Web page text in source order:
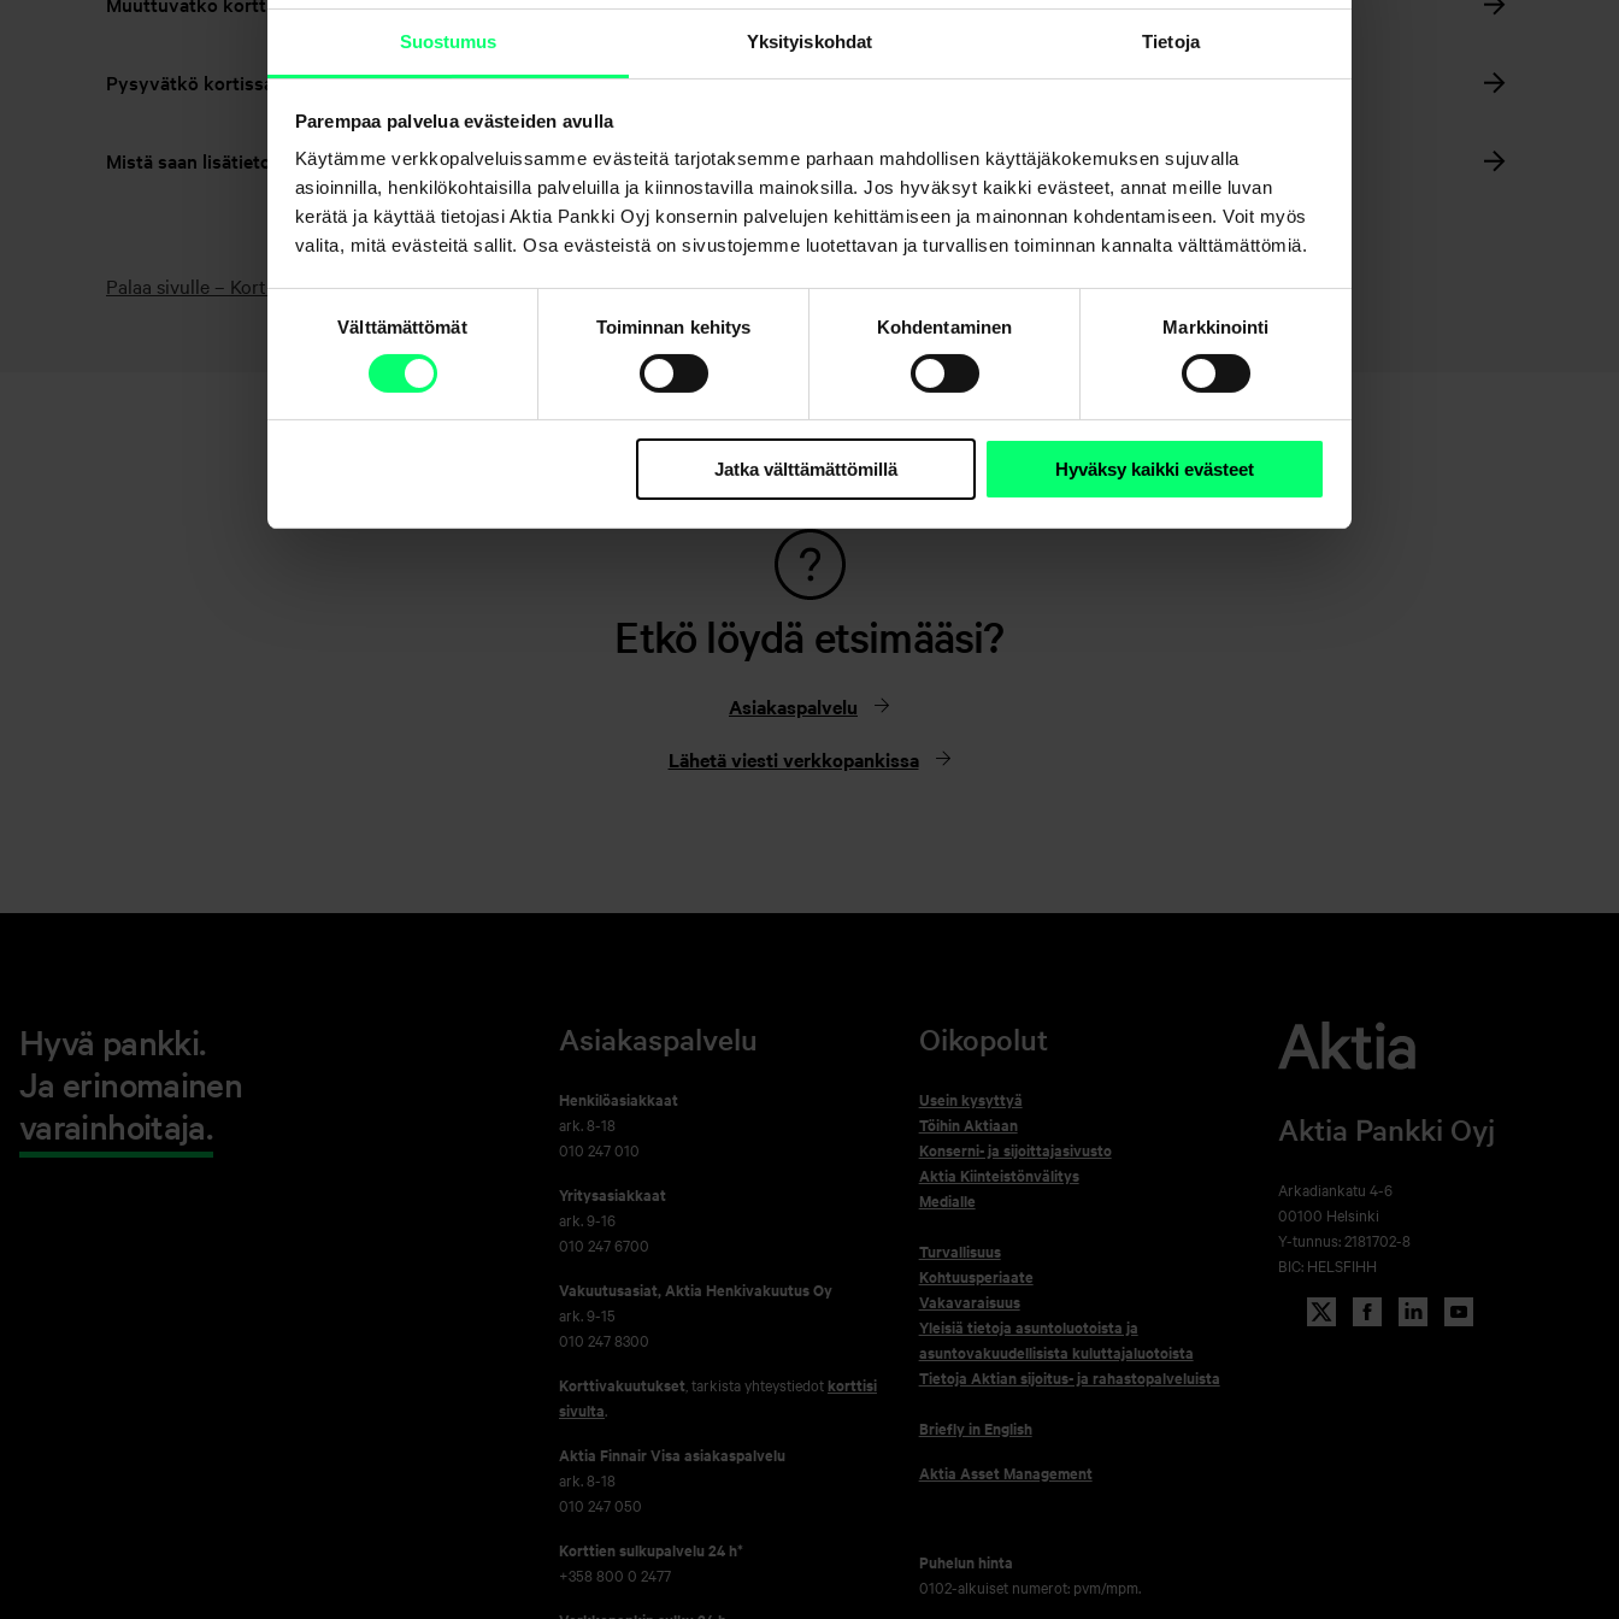
Suostumus Yksityiskohdat Tietoja
Parempaa palvelua evästeiden avulla
Käytämme verkkopalveluissamme evästeitä tarjotaksemme parhaan mahdollisen käyttäjäkokemuksen sujuvalla
asioinnilla, henkilökohtaisilla palveluilla ja kiinnostavilla mainoksilla. Jos hyväksyt kaikki evästeet, annat meille luvan
kerätä ja käyttää tietojasi Aktia Pankki Oyj konsernin palvelujen kehittämiseen ja mainonnan kohdentamiseen. Voit myös
valita, mitä evästeitä sallit. Osa evästeistä on sivustojemme luotettavan ja turvallisen toiminnan kannalta välttämättömiä.
Suostumuksen
Välttämättömät Toiminnan kehitys Kohdentaminen Markkinointi
Jatka välttämättömillä Hyväksy kaikki evästeet
Pysyvätkö kortissani olevat vakuutukset voimassa?
Mistä saan lisätietoa?
Palaa sivulle – Kortit
Etkö löydä etsimääsi?
Asiakaspalvelu
Lähetä viesti verkkopankissa
Hyvä pankki.
Ja erinomainen
varainhoitaja.
Asiakaspalvelu
Henkilöasiakkaat
ark. 8-18
010 247 010
Yritysasiakkaat
ark. 9-16
010 247 6700
Vakuutusasiat, Aktia Henkivakuutus Oy
ark. 9-15
010 247 8300
Korttivakuutukset , tarkista yhteystiedot korttisi
sivulta.
Aktia Finnair Visa asiakaspalvelu
ark. 8-18
010 247 050
Korttien sulkupalvelu 24 h*
+358 800 0 2477
Oikopolut
Usein kysyttyä
Töihin Aktiaan
Konserni- ja sijoittajasivusto
Aktia Kiinteistönvälitys
Medialle
Turvallisuus
Kohtuusperiaate
Vakavaraisuus
Yleisiä tietoja asuntoluotoista ja
asuntovakuudellisista kuluttajaluotoista
Tietoja Aktian sijoitus- ja rahastopalveluista
Briefly in English
Aktia Asset Management
Puhelun hinta
0102-alkuiset numerot: pvm/mpm.
Aktia Pankki Oyj
Arkadiankatu 4-6
00100 Helsinki
Y-tunnus: 2181702-8
BIC: HELSFIHH